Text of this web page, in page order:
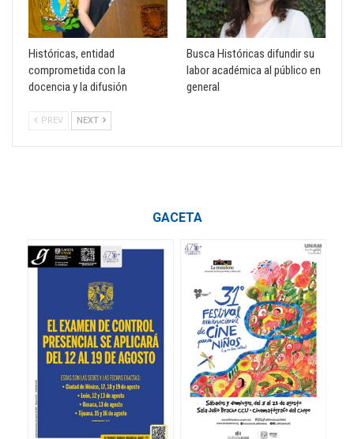
Históricas, entidad
comprometida con la
docencia y la difusión
Busca Históricas difundir su
labor académica al público en
general
PREV NEXT
GACETA